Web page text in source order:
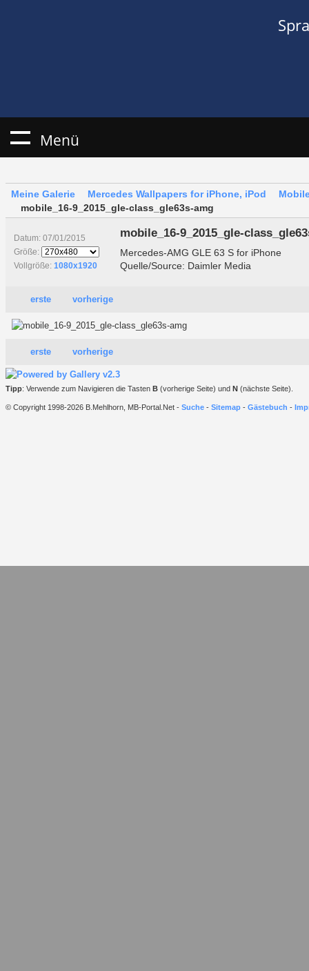
Menü
Meine Galerie Mercedes Wallpapers for iPhone, iPod
mobile_16-9_2015_gle-class_gle63s-amg
Datum: 07/01/2015
Größe:
Vollgröße: 1080x1920
mobile_16-9_2015_gle-
Mercedes-AMG GLE 63 S for iPhone
Quelle/Source: Daimler Media
erste vorherige
erste vorherige
Tipp: Verwende zum Navigieren die Tasten B (vorherige Seite) und N (nächste Seite).
© Copyright 1998-2026 B.Mehlhorn, MB-Portal.Net - Suche - Sitemap - Gästebuch -